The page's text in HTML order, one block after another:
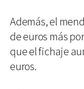
Además, el
de euros más
que el fichaje
euros.